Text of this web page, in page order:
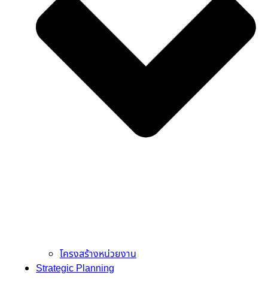
โครงสร้างหน่วยงาน
Strategic Planning